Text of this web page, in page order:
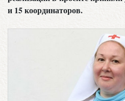
и 15 координаторов.